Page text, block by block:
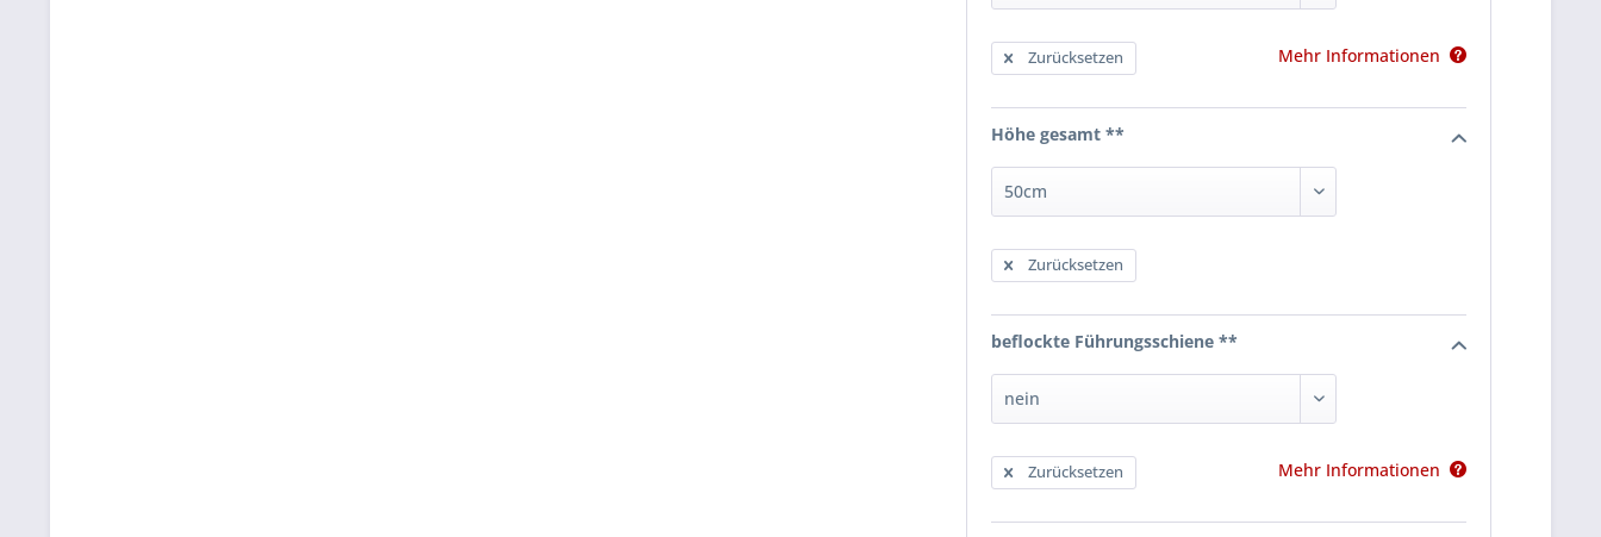
Zurücksetzen Mehr Informationen
Höhe gesamt **
Zurücksetzen
beflockte Führungsschiene **
Zurücksetzen Mehr Informationen